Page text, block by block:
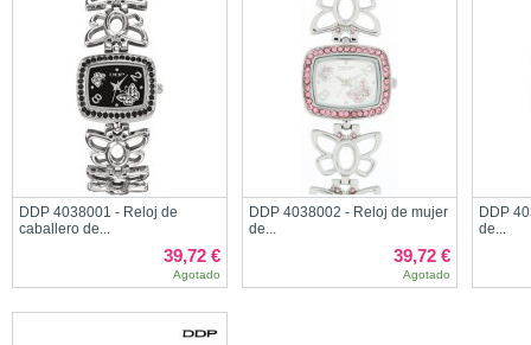
DDP 4038001 - Reloj de
caballero de...
39,72 €
Agotado
DDP 4038002 - Reloj de mujer
de...
39,72 €
Agotado
DDP
de...